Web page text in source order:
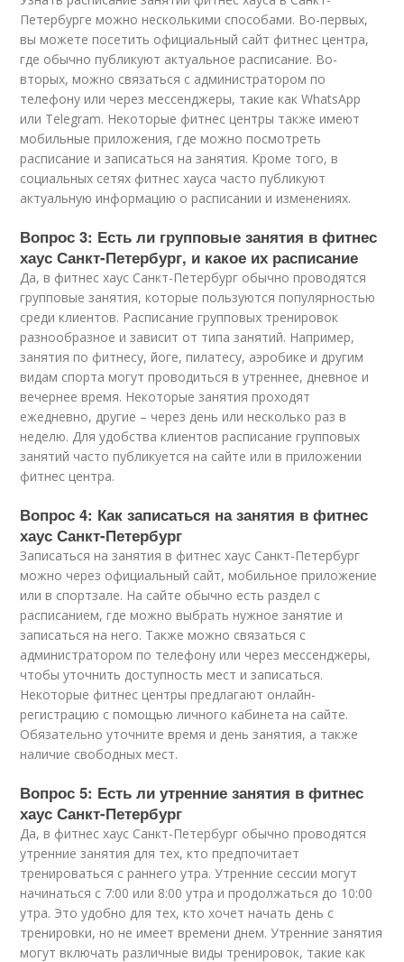
Петербурге можно несколькими способами. Во-первых,
вы можете посетить официальный сайт фитнес центра,
где обычно публикуют актуальное расписание. Во-
вторых, можно связаться с администратором по
телефону или через мессенджеры, такие как WhatsApp
или Telegram. Некоторые фитнес центры также имеют
мобильные приложения, где можно посмотреть
расписание и записаться на занятия. Кроме того, в
социальных сетях фитнес хауса часто публикуют
актуальную информацию о расписании и изменениях.
Вопрос 3: Есть ли групповые занятия в фитнес
хаус Санкт-Петербург, и какое их расписание
Да, в фитнес хаус Санкт-Петербург обычно проводятся
групповые занятия, которые пользуются популярностью
среди клиентов. Расписание групповых тренировок
разнообразное и зависит от типа занятий. Например,
занятия по фитнесу, йоге, пилатесу, аэробике и другим
видам спорта могут проводиться в утреннее, дневное и
вечернее время. Некоторые занятия проходят
ежедневно, другие – через день или несколько раз в
неделю. Для удобства клиентов расписание групповых
занятий часто публикуется на сайте или в приложении
фитнес центра.
Вопрос 4: Как записаться на занятия в фитнес
хаус Санкт-Петербург
Записаться на занятия в фитнес хаус Санкт-Петербург
можно через официальный сайт, мобильное приложение
или в спортзале. На сайте обычно есть раздел с
расписанием, где можно выбрать нужное занятие и
записаться на него. Также можно связаться с
администратором по телефону или через мессенджеры,
чтобы уточнить доступность мест и записаться.
Некоторые фитнес центры предлагают онлайн-
регистрацию с помощью личного кабинета на сайте.
Обязательно уточните время и день занятия, а также
наличие свободных мест.
Вопрос 5: Есть ли утренние занятия в фитнес
хаус Санкт-Петербург
Да, в фитнес хаус Санкт-Петербург обычно проводятся
утренние занятия для тех, кто предпочитает
тренироваться с раннего утра. Утренние сессии могут
начинаться с 7:00 или 8:00 утра и продолжаться до 10:00
утра. Это удобно для тех, кто хочет начать день с
тренировки, но не имеет времени днем. Утренние занятия
могут включать различные виды тренировок, такие как